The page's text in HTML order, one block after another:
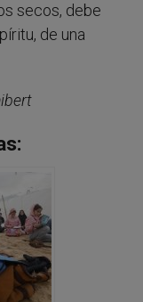
secos, debe
de una